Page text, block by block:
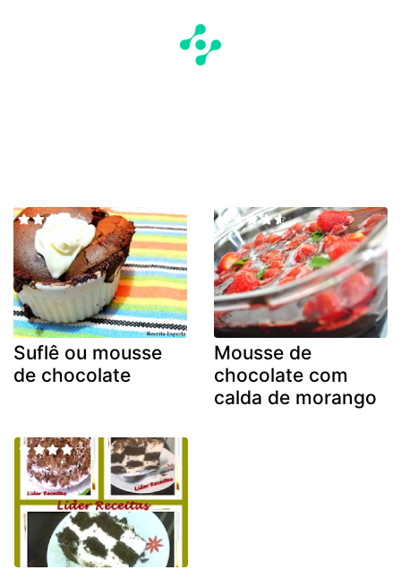
Suflê ou mousse
de chocolate
Mousse de
chocolate com
calda de morango